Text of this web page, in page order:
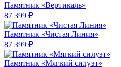
Памятник «Вертикаль»
87 399 ₽
Памятник «Чистая Линия»
87 399 ₽
Памятник «Мягкий силуэт»